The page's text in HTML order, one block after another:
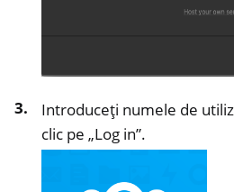
Introduceți numele de
clic pe „Log in”.